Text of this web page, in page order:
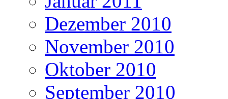
Dezember 2010
November 2010
Oktober 2010
September 2010